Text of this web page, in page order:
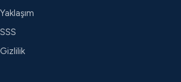
Yaklaşım
SSS
Gizlilik